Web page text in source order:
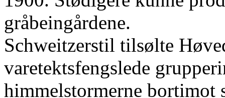
gråbeingårdene.
Schweitzerstil tilsølte
varetektsfengslede
himmelstormerne bortimot